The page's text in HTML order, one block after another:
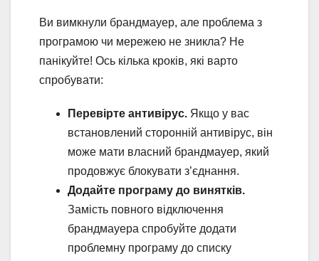
Ви вимкнули брандмауер, але проблема з
програмою чи мережею не зникла? Не
панікуйте! Ось кілька кроків, які варто
спробувати:
Перевірте антивірус. Якщо у вас
встановлений сторонній антивірус, він
може мати власний брандмауер, який
продовжує блокувати з’єднання.
Додайте програму до винятків.
Замість повного відключення
брандмауера спробуйте додати
проблемну програму до списку